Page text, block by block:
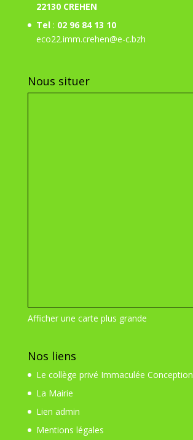
22130 CREHEN
Tel: 02 96 84 13 10
eco22.imm.crehen@e-c.bzh
Nous situer
Afficher une carte plus grande
Nos liens
Le collège privé Immaculée Conception
La Mairie
Lien admin
Mentions légales